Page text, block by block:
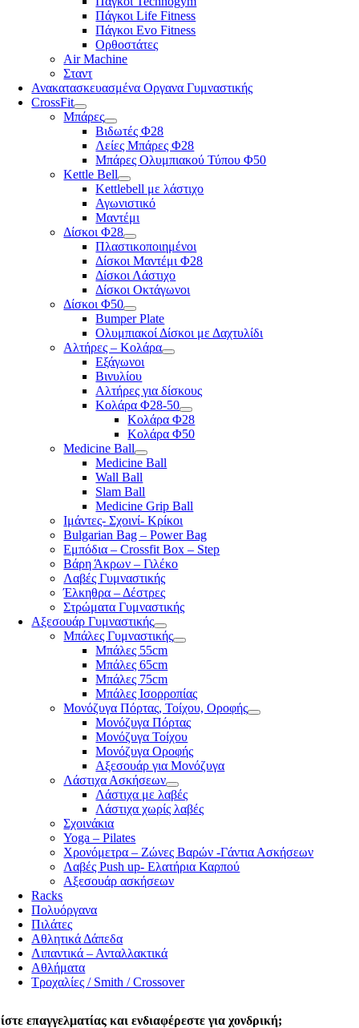
Πάγκοι Life Fitness
Πάγκοι Evo Fitness
Ορθοστάτες
Air Machine
Σταντ
Ανακατασκευασμένα Οργανα Γυμναστικής
CrossFit
Μπάρες
Βιδωτές Φ28
Λείες Μπάρες Φ28
Μπάρες Ολυμπιακού Τύπου Φ50
Kettle Bell
Kettlebell με λάστιχο
Αγωνιστικό
Μαντέμι
Δίσκοι Φ28
Πλαστικοποιημένοι
Δίσκοι Μαντέμι Φ28
Δίσκοι Λάστιχο
Δίσκοι Οκτάγωνοι
Δίσκοι Φ50
Bumper Plate
Ολυμπιακοί Δίσκοι με Δαχτυλίδι
Αλτήρες – Κολάρα
Εξάγωνοι
Βινυλίου
Αλτήρες για δίσκους
Κολάρα Φ28-50
Κολάρα Φ28
Κολάρα Φ50
Medicine Ball
Medicine Ball
Wall Ball
Slam Ball
Medicine Grip Ball
Ιμάντες- Σχοινί- Κρίκοι
Bulgarian Bag – Power Bag
Εμπόδια – Crossfit Box – Step
Βάρη Άκρων – Γιλέκο
Λαβές Γυμναστικής
Έλκηθρα – Δέστρες
Στρώματα Γυμναστικής
Αξεσουάρ Γυμναστικής
Μπάλες Γυμναστικής
Μπάλες 55cm
Μπάλες 65cm
Μπάλες 75cm
Μπάλες Ισορροπίας
Μονόζυγα Πόρτας, Τοίχου, Οροφής
Μονόζυγα Πόρτας
Μονόζυγα Τοίχου
Μονόζυγα Οροφής
Αξεσουάρ για Μονόζυγα
Λάστιχα Ασκήσεων
Λάστιχα με λαβές
Λάστιχα χωρίς λαβές
Σχοινάκια
Yoga – Pilates
Χρονόμετρα – Ζώνες Βαρών -Γάντια Ασκήσεων
Λαβές Push up- Ελατήρια Καρπού
Αξεσουάρ ασκήσεων
Racks
Πολυόργανα
Πιλάτες
Αθλητικά Δάπεδα
Λιπαντικά – Ανταλλακτικά
Αθλήματα
Τροχαλίες / Smith / Crossover
επαγγελματίας και ενδιαφέρεστε για χονδρική;